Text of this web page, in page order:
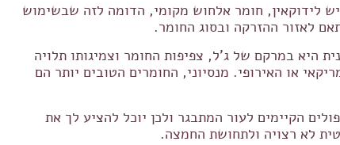
לידוקאין, חומר אלחוש מקומי, הדומה לזה שבשימוש
לאזור ההזרקה ובסוג החומר.
היא במרקם של ג'ל, צפיפות החומר וצמיגותו תלויה
או האירופי. מנסיוני, החומרים הטובים יותר הם
הקיימים לעור המתבגר ולכן יוכל להציע לך את
לא רצויה ולתחושת החמצה.